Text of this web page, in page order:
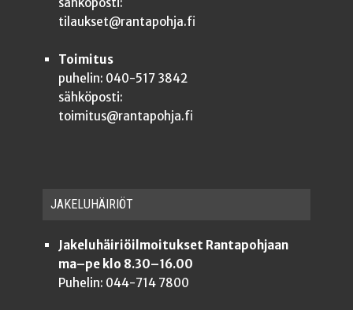
sähköposti:
tilaukset@rantapohja.fi
Toimitus
puhelin: 040-517 3842
sähköposti:
toimitus@rantapohja.fi
JAKE­LU­HÄI­RIÖT
Jakeluhäiriöilmoitukset Rantapohjaan
ma–pe klo 8.30–16.00
Puhelin: 044-714 7800